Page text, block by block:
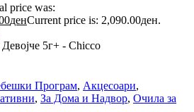
price was:
денCurrent price is: 2,090.00ден.
Програм, Акцесоари,
, За Дома и Надвор, Очила за